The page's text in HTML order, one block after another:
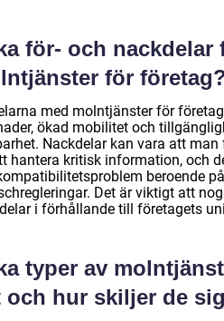
för- och nackdelar
för
med molntjänster för
ökad mobilitet och
Nackdelar kan vara att
hantera kritisk information, och
beroende
Det är viktigt att
i förhållande till företagets
typer av
och hur skiljer de